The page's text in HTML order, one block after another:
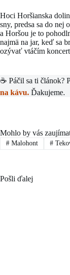
Hoci Horšianska
sny, predsa sa do nej
a Horšou je to
najmä na jar, keď sa
ozývať vtáčím
☕ Páčil sa ti článok?
na kávu. Ďakujeme.
Mohlo by vás
#Malohont #
Pošli ďalej